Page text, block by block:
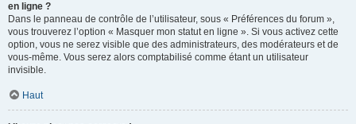
en ligne ?
Dans le panneau de contrôle de l’utilisateur, sous « Préférences du forum »,
vous trouverez l’option « Masquer mon statut en ligne ». Si vous activez cette
option, vous ne serez visible que des administrateurs, des modérateurs et de
vous-même. Vous serez alors comptabilisé comme étant un utilisateur
invisible.
Haut